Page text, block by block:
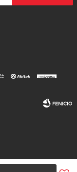
Fenicio